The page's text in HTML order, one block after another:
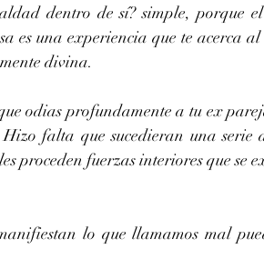
dentro de sí? simple, porque
es una experiencia que te acerca
divina.
odias profundamente a tu ex
falta que sucedieran una serie
proceden fuerzas interiores que
lo que llamamos mal